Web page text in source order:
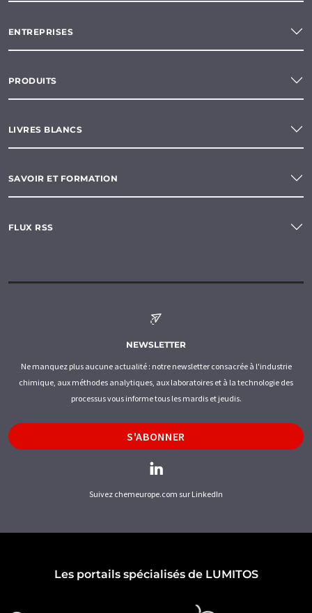
ENTREPRISES
PRODUITS
LIVRES BLANCS
SAVOIR ET FORMATION
FLUX RSS
NEWSLETTER
Ne manquez plus aucune actualité : notre newsletter consacrée à l'industrie
chimique, aux méthodes analytiques, aux laboratoires et à la technologie des
processus vous informe tous les mardis et jeudis.
S'ABONNER
Suivez chemeurope.com sur LinkedIn
Les portails spécialisés de LUMITOS